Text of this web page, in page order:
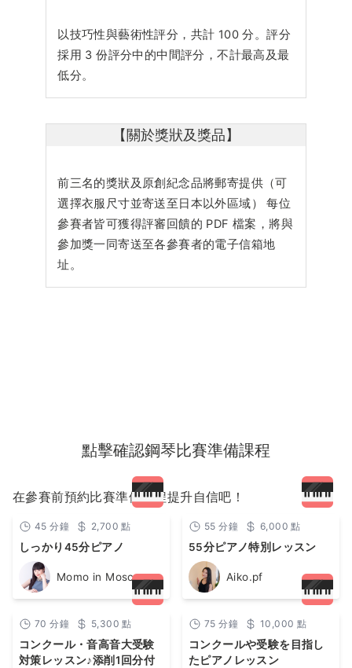
以技巧性與藝術性評分，共計 100 分。評分
採用 3 份評分中的中間評分，不計最高及最
低分。
【關於獎狀及獎品】
前三名的獎狀及原創紀念品將郵寄提供（可
選擇衣服尺寸並寄送至日本以外區域） 每位
參賽者皆可獲得評審回饋的 PDF 檔案，將與
參加獎一同寄送至各參賽者的電子信箱地
址。
點擊確認鋼琴比賽準備課程
在參賽前預約比賽準備課程提升自信吧！
45分鐘 2,700點
しっかり45分ピアノ
Momo in Moscow
55分鐘 6,000點
55分ピアノ特別レッスン
Aiko.pf
70分鐘 5,300點
コンクール・音高音大受験
対策レッスン♪添削1回分付
75分鐘 10,000 點
コンクールや受験を目指し
たピアノレッスン